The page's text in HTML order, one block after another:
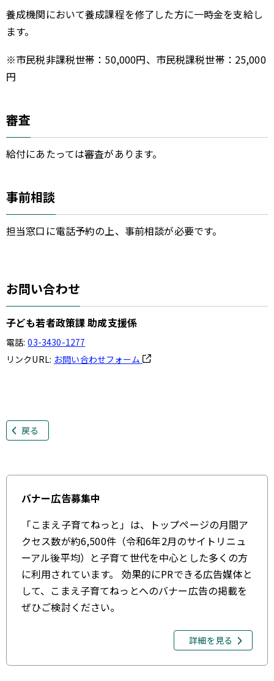
養成機関において養成課程を修了した方に一時金を支給し
ます。
※市民税非課税世帯：50,000円、市民税課税世帯：25,000
円
審査
給付にあたっては審査があります。
事前相談
担当窓口に電話予約の上、事前相談が必要です。
お問い合わせ
子ども若者政策課 助成支援係
電話: 03-3430-1277
リンクURL: お問い合わせフォーム
戻る
バナー広告募集中
「こまえ子育てねっと」は、トップページの月間ア
クセス数が約6,500件（令和6年2月のサイトリニュ
ーアル後平均）と子育て世代を中心とした多くの方
に利用されています。 効果的にPRできる広告媒体と
して、こまえ子育てねっとへのバナー広告の掲載を
ぜひご検討ください。
詳細を見る